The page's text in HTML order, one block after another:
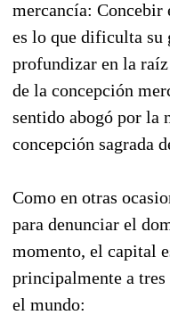
mercancía:
es lo que dificulta su
profundizar en la
de la concepción
sentido abogó por la
concepción sagrada
Como en otras
para denunciar el
momento, el capital
principalmente a tres
el mundo: